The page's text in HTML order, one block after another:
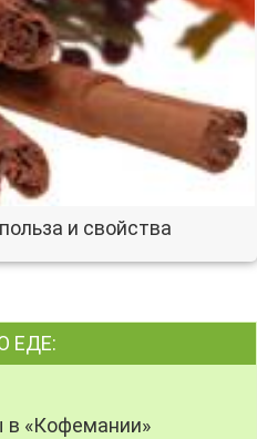
и свойства
ЕДЕ:
«Кофемании»